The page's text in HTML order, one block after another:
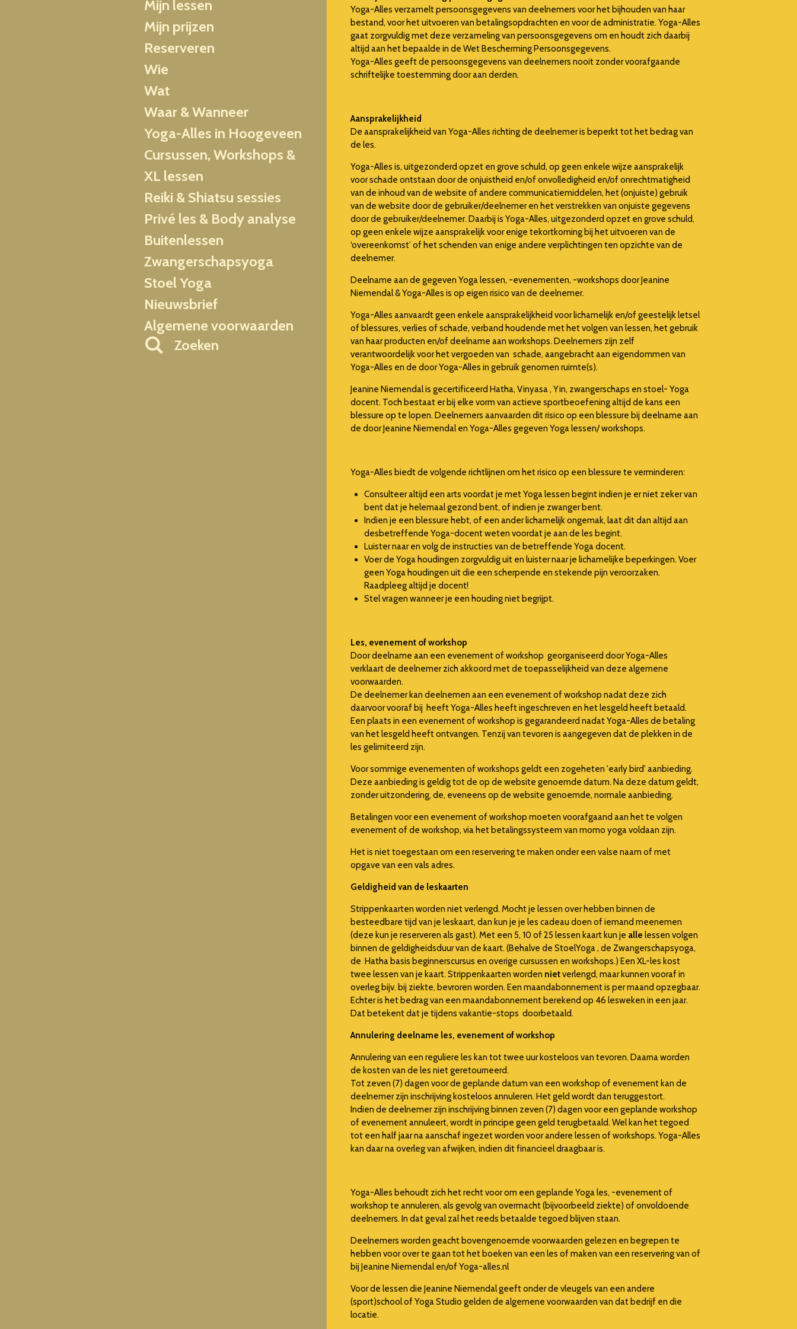
Yoga-Alles verzamelt persoonsgegevens van deelnemers voor het bijhouden van haar
bestand, voor het uitvoeren van betalingsopdrachten en voor de administratie. Yoga-Alles
gaat zorgvuldig met deze verzameling van persoonsgegevens om en houdt zich daarbij
altijd aan het bepaalde in de Wet Bescherming Persoonsgegevens.
Yoga-Alles geeft de persoonsgegevens van deelnemers nooit zonder voorafgaande
schriftelijke toestemming door aan derden.
Aansprakelijkheid
De aansprakelijkheid van Yoga-Alles richting de deelnemer is beperkt tot het bedrag van
de les.
Yoga-Alles is, uitgezonderd opzet en grove schuld, op geen enkele wijze aansprakelijk
voor schade ontstaan door de onjuistheid en/of onvolledigheid en/of onrechtmatigheid
van de inhoud van de website of andere communicatiemiddelen, het (onjuiste) gebruik
van de website door de gebruiker/deelnemer en het verstrekken van onjuiste gegevens
door de gebruiker/deelnemer. Daarbij is Yoga-Alles, uitgezonderd opzet en grove schuld,
op geen enkele wijze aansprakelijk voor enige tekortkoming bij het uitvoeren van de
‘overeenkomst’ of het schenden van enige andere verplichtingen ten opzichte van de
deelnemer.
Deelname aan de gegeven Yoga lessen, -evenementen, -workshops door Jeanine
Niemendal & Yoga-Alles is op eigen risico van de deelnemer.
Yoga-Alles aanvaardt geen enkele aansprakelijkheid voor lichamelijk en/of geestelijk letsel
of blessures, verlies of schade, verband houdende met het volgen van lessen, het gebruik
van haar producten en/of deelname aan workshops. Deelnemers zijn zelf
verantwoordelijk voor het vergoeden van schade, aangebracht aan eigendommen van
Yoga-Alles en de door Yoga-Alles in gebruik genomen ruimte(s).
Jeanine Niemendal is gecertificeerd Hatha, Vinyasa , Yin, zwangerschaps en stoel- Yoga
docent. Toch bestaat er bij elke vorm van actieve sportbeoefening altijd de kans een
blessure op te lopen. Deelnemers aanvaarden dit risico op een blessure bij deelname aan
de door Jeanine Niemendal en Yoga-Alles gegeven Yoga lessen/ workshops.
Yoga-Alles biedt de volgende richtlijnen om het risico op een blessure te verminderen:
Consulteer altijd een arts voordat je met Yoga lessen begint indien je er niet zeker van
bent dat je helemaal gezond bent, of indien je zwanger bent.
Indien je een blessure hebt, of een ander lichamelijk ongemak, laat dit dan altijd aan
desbetreffende Yoga-docent weten voordat je aan de les begint.
Luister naar en volg de instructies van de betreffende Yoga docent.
Voer de Yoga houdingen zorgvuldig uit en luister naar je lichamelijke beperkingen. Voer
geen Yoga houdingen uit die een scherpende en stekende pijn veroorzaken.
Raadpleeg altijd je docent!
Stel vragen wanneer je een houding niet begrijpt.
Les, evenement of workshop
Door deelname aan een evenement of workshop georganiseerd door Yoga-Alles
verklaart de deelnemer zich akkoord met de toepasselijkheid van deze algemene
voorwaarden.
De deelnemer kan deelnemen aan een evenement of workshop nadat deze zich
daarvoor vooraf bij heeft Yoga-Alles heeft ingeschreven en het lesgeld heeft betaald.
Een plaats in een evenement of workshop is gegarandeerd nadat Yoga-Alles de betaling
van het lesgeld heeft ontvangen. Tenzij van tevoren is aangegeven dat de plekken in de
les gelimiteerd zijn.
Voor sommige evenementen of workshops geldt een zogeheten 'early bird' aanbieding.
Deze aanbieding is geldig tot de op de website genoemde datum. Na deze datum geldt,
zonder uitzondering, de, eveneens op de website genoemde, normale aanbieding.
Betalingen voor een evenement of workshop moeten voorafgaand aan het te volgen
evenement of de workshop, via het betalingssysteem van momo yoga voldaan zijn.
Het is niet toegestaan om een reservering te maken onder een valse naam of met
opgave van een vals adres.
Geldigheid van de leskaarten
Strippenkaarten worden niet verlengd. Mocht je lessen over hebben binnen de
besteedbare tijd van je leskaart, dan kun je je les cadeau doen of iemand meenemen
(deze kun je reserveren als gast). Met een 5, 10 of 25 lessen kaart kun je alle lessen volgen
binnen de geldigheidsduur van de kaart. (Behalve de StoelYoga , de Zwangerschapsyoga,
de Hatha basis beginnerscursus en overige cursussen en workshops.) Een XL-les kost
twee lessen van je kaart. Strippenkaarten worden nietverlengd, maar kunnen vooraf in
overleg bijv. bij ziekte, bevroren worden. Een maandabonnement is per maand opzegbaar.
Echter is het bedrag van een maandabonnement berekend op 46 lesweken in een jaar.
Dat betekent dat je tijdens vakantie-stops doorbetaald.
Annulering deelname les, evenement of workshop
Annulering van een reguliere les kan tot twee uur kosteloos van tevoren. Daarna worden
de kosten van de les niet geretourneerd.
Tot zeven (7) dagen voor de geplande datum van een workshop of evenement kan de
deelnemer zijn inschrijving kosteloos annuleren. Het geld wordt dan teruggestort.
Indien de deelnemer zijn inschrijving binnen zeven (7) dagen voor een geplande workshop
of evenement annuleert, wordt in principe geen geld terugbetaald. Wel kan het tegoed
tot een half jaar na aanschaf ingezet worden voor andere lessen of workshops. Yoga-Alles
kan daar na overleg van afwijken, indien dit financieel draagbaar is.
Yoga-Alles behoudt zich het recht voor om een geplande Yoga les, -evenement of
workshop te annuleren, als gevolg van overmacht (bijvoorbeeld ziekte) of onvoldoende
deelnemers. In dat geval zal het reeds betaalde tegoed blijven staan.
Deelnemers worden geacht bovengenoemde voorwaarden gelezen en begrepen te
hebben voor over te gaan tot het boeken van een les of maken van een reservering van of
bij Jeanine Niemendal en/of Yoga-alles.nl
Voor de lessen die Jeanine Niemendal geeft onder de vleugels van een andere
(sport)school of Yoga Studio gelden de algemene voorwaarden van dat bedrijf en die
locatie.
Mijn lessen
Mijn prijzen
Reserveren
Wie
Wat
Waar & Wanneer
Yoga-Alles in Hoogeveen
Cursussen, Workshops &
XL lessen
Reiki & Shiatsu sessies
Privé les & Body analyse
Buitenlessen
Zwangerschapsyoga
Stoel Yoga
Nieuwsbrief
Algemene voorwaarden
Zoeken